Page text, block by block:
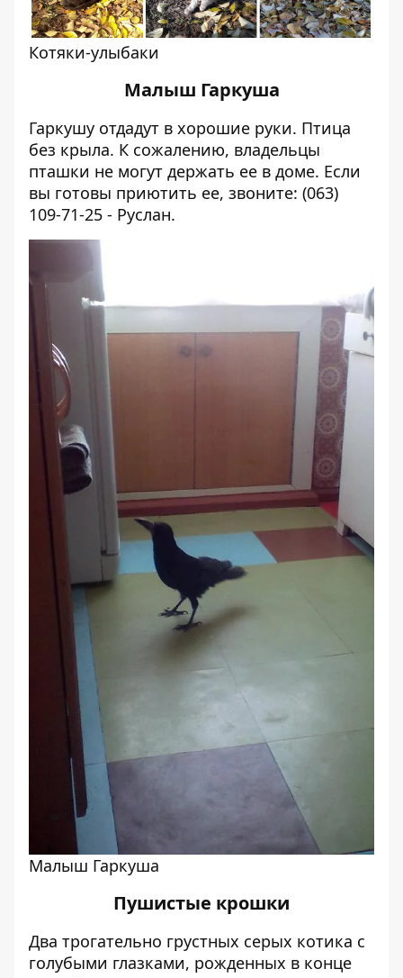
Котяки-улыбаки
Малыш Гаркуша
Гаркушу отдадут в хорошие руки. Птица
без крыла. К сожалению, владельцы
пташки не могут держать ее в доме. Если
вы готовы приютить ее, звоните: (063)
109-71-25 - Руслан.
Малыш Гаркуша
Пушистые крошки
Два трогательно грустных серых котика с
голубыми глазками, рожденных в конце